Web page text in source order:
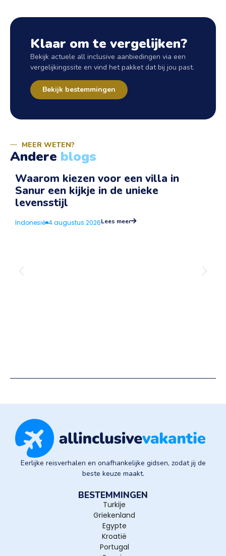
Klaar om te vergelijken?
Bekijk actuele all inclusive aanbiedingen via een
vergelijkingssite en vind het pakket dat bij jou past.
Bekijk bestemmingen
MEER WETEN?
Andere blogs
Waarom kiezen voor een villa in
Sanur een kijkje in de unieke
levensstijl
Indonesië 4 augustus 2026Lees meer
Eerlijke reisverhalen en onafhankelijke gidsen, zodat jij de
beste keuze maakt.
BESTEMMINGEN
Turkije
Griekenland
Egypte
Kroatië
Portugal